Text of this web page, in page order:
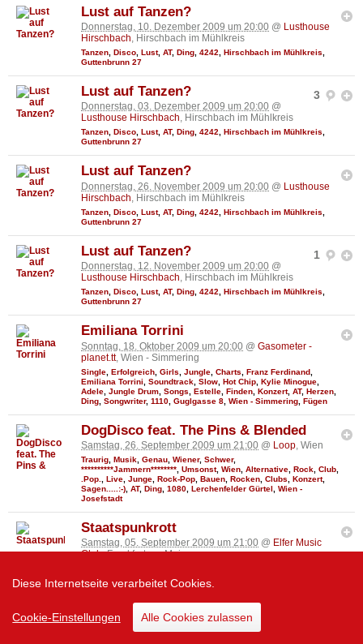
Diese Internetseite verarbeitet Cookies.
Cookie-Einstellungen Alle Cookies zulassen
Lust auf Tanzen?
Donnerstag, 10. Dezember 2009 um 20:00 @ Lusthouse
Hirschbach, Hirschbach im Mühlkreis
Tanzen Disco Lust, AT, Ding 4242 Hirschbach im Mühlkreis
Guttenbrunn 27
3
Lust auf Tanzen?
Donnerstag, 03. Dezember 2009 um 20:00 @
Lusthouse Hirschbach, Hirschbach im Mühlkreis
Tanzen, Disco, Lust, AT, Ding, 4242, Hirschbach im Mühlkreis,
Guttenbrunn 27
Lust auf Tanzen?
Donnerstag, 26. November 2009 um 20:00 @ Lusthouse
Hirschbach, Hirschbach im Mühlkreis
Tanzen Disco Lust, AT, Ding 4242 Hirschbach im Mühlkreis
Guttenbrunn 27
1
Lust auf Tanzen?
Donnerstag, 12. November 2009 um 20:00 @
Lusthouse Hirschbach, Hirschbach im Mühlkreis
Tanzen, Disco, Lust, AT, Ding, 4242, Hirschbach im Mühlkreis,
Guttenbrunn 27
Emiliana Torrini
Sonntag, 18. Oktober 2009 um 20:00 @ Gasometer -
planet.tt, Wien - Simmering
Single Erfolgreich Girls Jungle Charts Franz Ferdinand
Emiliana Torrini
Soundtrack Slow Hot Chip Kylie Minogue
Adele Jungle Drum Songs Estelle Finden Konzert, AT, Herzen
Ding Songwriter, 1110 Guglgasse 8 Wien - Simmering Fügen
DogDisco feat. The Pins & Blended
Samstag, 26. September 2009 um 21:00 @ Loop, Wien
Traurig Musik Genau Wiener, Schwer,
**********Jammern******** Umsonst, Wien Alternative Rock Club
.Pop.
Live Junge Rock-Pop Bauen Rocken Clubs Konzert,
Sagen.....:-) AT, Ding 1080 Lerchenfelder Gürtel
Wien -
Josefstadt
Staatspunkrott
Samstag, 05. September 2009 um 21:00 @ Elfer Music
Club, Frankfurt am Main
Dong
Rock , 16 :), Konzerte
Maybachstraße 24,2003
Euphoria
Samstag, 29. August 2009 um 21:00@